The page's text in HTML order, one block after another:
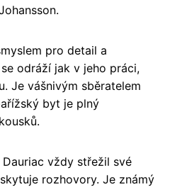
pro detail a
odráží jak v jeho práci,
Je vášnivým sběratelem
byt je plný
vždy střežil své
rozhovory. Je známý